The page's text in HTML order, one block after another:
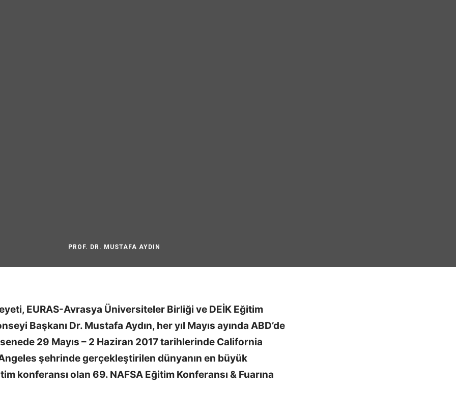
PROF. DR. MUSTAFA AYDIN
EURAS-Avrasya Üniversiteler Birliği ve DEİK Eğitim
Başkanı Dr. Mustafa Aydın, her yıl Mayıs ayında ABD’de
29 Mayıs – 2 Haziran 2017 tarihlerinde California
şehrinde gerçekleştirilen dünyanın en büyük
konferansı olan 69. NAFSA Eğitim Konferansı & Fuarına